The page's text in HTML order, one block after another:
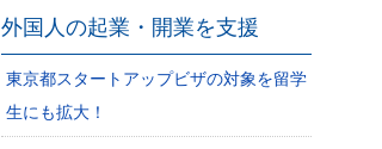
外国人の起業・開業を支援
東京都スタートアップビザの対象を留学
生にも拡大！